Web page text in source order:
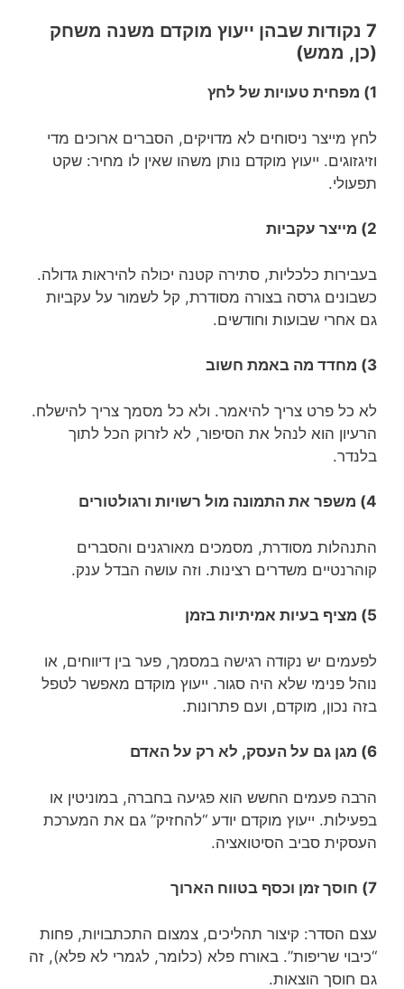
7 נקודות שבהן ייעוץ מוקדם משנה משחק
(כן, ממש)
1) מפחית טעויות של לחץ
לחץ מייצר ניסוחים לא מדויקים, הסברים ארוכים מדי
וזיגזוגים. ייעוץ מוקדם נותן משהו שאין לו מחיר: שקט
תפעולי.
2) מייצר עקביות
בעבירות כלכליות, סתירה קטנה יכולה להיראות גדולה.
כשבונים גרסה בצורה מסודרת, קל לשמור על עקביות
גם אחרי שבועות וחודשים.
3) מחדד מה באמת חשוב
לא כל פרט צריך להיאמר. ולא כל מסמך צריך להישלח.
הרעיון הוא לנהל את הסיפור, לא לזרוק הכל לתוך
בלנדר.
4) משפר את התמונה מול רשויות ורגולטורים
התנהלות מסודרת, מסמכים מאורגנים והסברים
קוהרנטיים משדרים רצינות. וזה עושה הבדל ענק.
5) מציף בעיות אמיתיות בזמן
לפעמים יש נקודה רגישה במסמך, פער בין דיווחים, או
נוהל פנימי שלא היה סגור. ייעוץ מוקדם מאפשר לטפל
בזה נכון, מוקדם, ועם פתרונות.
6) מגן גם על העסק, לא רק על האדם
הרבה פעמים החשש הוא פגיעה בחברה, במוניטין או
בפעילות. ייעוץ מוקדם יודע “להחזיק” גם את המערכת
העסקית סביב הסיטואציה.
7) חוסך זמן וכסף בטווח הארוך
עצם הסדר: קיצור תהליכים, צמצום התכתבויות, פחות
“כיבוי שריפות”. באורח פלא (כלומר, לגמרי לא פלא), זה
גם חוסך הוצאות.